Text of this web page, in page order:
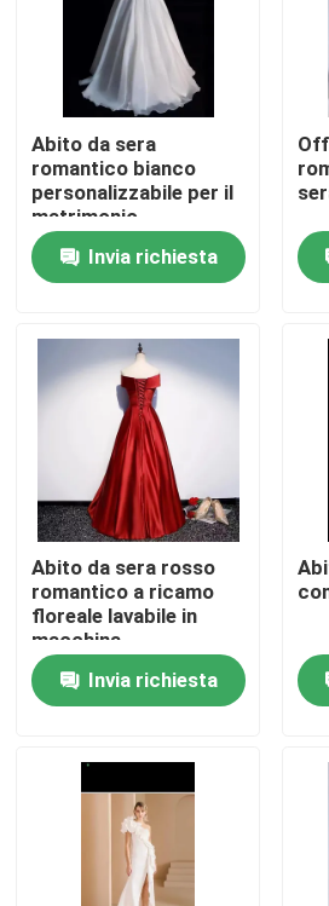
Casa
Prodotti
Circa noi
Giro della fabbrica
Controllo di qualità
Contattici
Abbigliamento moda usato
Abbigliamento per bambini
Abito da sera
romantico bianco
personalizzabile per il
matrimonio
Invia richiesta
Abito da sera rosso
romantico a ricamo
floreale lavabile in
macchina
Invia richiesta